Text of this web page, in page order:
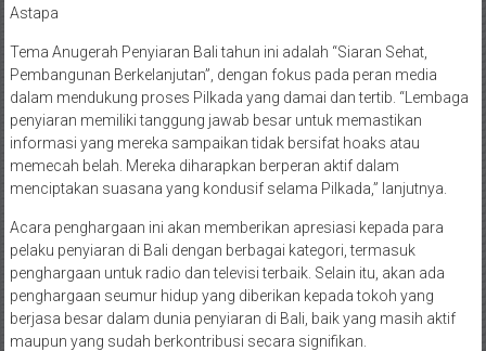
Astapa
Tema Anugerah Penyiaran Bali tahun ini adalah “Siaran Sehat,
Pembangunan Berkelanjutan”, dengan fokus pada peran media
dalam mendukung proses Pilkada yang damai dan tertib. “Lembaga
penyiaran memiliki tanggung jawab besar untuk memastikan
informasi yang mereka sampaikan tidak bersifat hoaks atau
memecah belah. Mereka diharapkan berperan aktif dalam
menciptakan suasana yang kondusif selama Pilkada,” lanjutnya.
Acara penghargaan ini akan memberikan apresiasi kepada para
pelaku penyiaran di Bali dengan berbagai kategori, termasuk
penghargaan untuk radio dan televisi terbaik. Selain itu, akan ada
penghargaan seumur hidup yang diberikan kepada tokoh yang
berjasa besar dalam dunia penyiaran di Bali, baik yang masih aktif
maupun yang sudah berkontribusi secara signifikan.